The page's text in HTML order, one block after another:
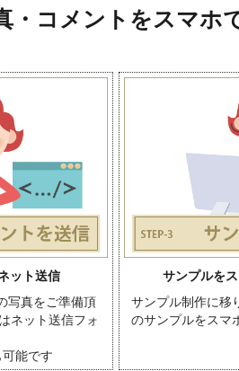
・コメントをスマホ
ット送信
写真をご準備頂
ネット送信フォ
能です
サンプルを
サンプル制作に移
のサンプルをスマ